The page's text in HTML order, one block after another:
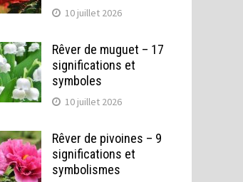
10 juillet 2026
Rêver de muguet – 17
significations et
symboles
10 juillet 2026
Rêver de pivoines – 9
significations et
symbolismes